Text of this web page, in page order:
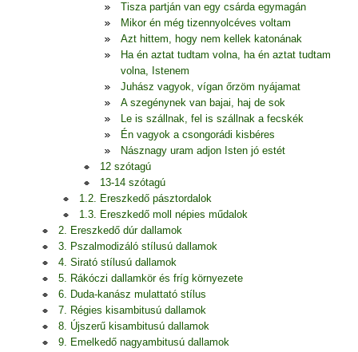
Tisza partján van egy csárda egymagán
Mikor én még tizennyolcéves voltam
Azt hittem, hogy nem kellek katonának
Ha én aztat tudtam volna, ha én aztat tudtam
volna, Istenem
Juhász vagyok, vígan őrzöm nyájamat
A szegénynek van bajai, haj de sok
Le is szállnak, fel is szállnak a fecskék
Én vagyok a csongorádi kisbéres
Násznagy uram adjon Isten jó estét
12 szótagú
13-14 szótagú
1.2. Ereszkedő pásztordalok
1.3. Ereszkedő moll népies műdalok
2. Ereszkedő dúr dallamok
3. Pszalmodizáló stílusú dallamok
4. Sirató stílusú dallamok
5. Rákóczi dallamkör és fríg környezete
6. Duda-kanász mulattató stílus
7. Régies kisambitusú dallamok
8. Újszerű kisambitusú dallamok
9. Emelkedő nagyambitusú dallamok